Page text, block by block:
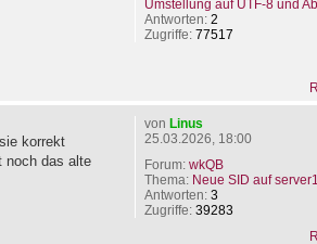
Umstellung auf UTF-8 und
Antworten: 2
Zugriffe: 77517
von Linus
25.03.2026, 18:00
Forum: wkQB
Thema: Neue SID auf
Antworten: 3
Zugriffe: 39283
korrekt
noch das alte